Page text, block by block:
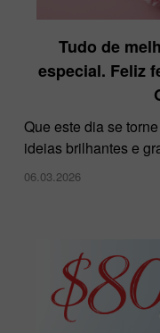
Tudo de
especial. Feliz
Que este dia se
ideias brilhantes e
06.03.2026